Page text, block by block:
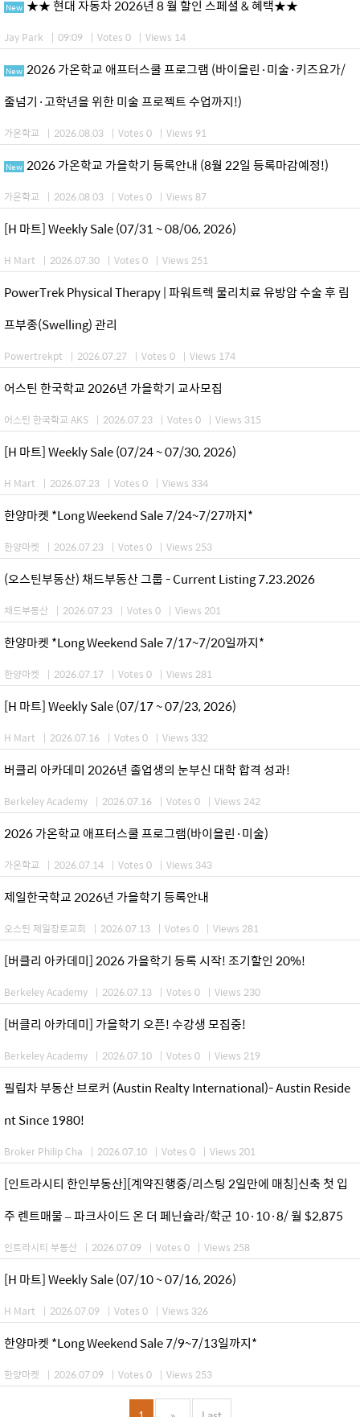
New ★★ 현대 자동차 2026년 8 월 할인 스페셜 & 혜택★★
Jay Park | 09:09 | Votes 0 | Views 14
New 2026 가온학교 애프터스쿨 프로그램 (바이올린·미술·키즈요가/
줄넘기·고학년을 위한 미술 프로젝트 수업까지!)
가온학교 | 2026.08.03 | Votes 0 | Views 91
New 2026 가온학교 가을학기 등록안내 (8월 22일 등록마감예정!)
가온학교 | 2026.08.03 | Votes 0 | Views 87
[H 마트] Weekly Sale (07/31 ~ 08/06, 2026)
H Mart | 2026.07.30 | Votes 0 | Views 251
PowerTrek Physical Therapy | 파워트렉 물리치료 유방암 수술 후 림
프부종(Swelling) 관리
Powertrekpt | 2026.07.27 | Votes 0 | Views 174
어스틴 한국학교 2026년 가을학기 교사모집
어스틴 한국학교 AKS | 2026.07.23 | Votes 0 | Views 315
[H 마트] Weekly Sale (07/24 ~ 07/30, 2026)
H Mart | 2026.07.23 | Votes 0 | Views 334
한양마켓 *Long Weekend Sale 7/24~7/27까지*
한양마켓 | 2026.07.23 | Votes 0 | Views 253
(오스틴부동산) 채드부동산 그룹 - Current Listing 7.23.2026
채드부동산 | 2026.07.23 | Votes 0 | Views 201
한양마켓 *Long Weekend Sale 7/17~7/20일까지*
한양마켓 | 2026.07.17 | Votes 0 | Views 281
[H 마트] Weekly Sale (07/17 ~ 07/23, 2026)
H Mart | 2026.07.16 | Votes 0 | Views 332
버클리 아카데미 2026년 졸업생의 눈부신 대학 합격 성과!
Berkeley Academy | 2026.07.16 | Votes 0 | Views 242
2026 가온학교 애프터스쿨 프로그램(바이올린·미술)
가온학교 | 2026.07.14 | Votes 0 | Views 343
제일한국학교 2026년 가을학기 등록안내
오스틴 제일장로교회 | 2026.07.13 | Votes 0 | Views 281
[버클리 아카데미] 2026 가을학기 등록 시작! 조기할인 20%!
Berkeley Academy | 2026.07.13 | Votes 0 | Views 230
[버클리 아카데미] 가을학기 오픈! 수강생 모집중!
Berkeley Academy | 2026.07.10 | Votes 0 | Views 219
필립차 부동산 브로커 (Austin Realty International)- Austin Reside
nt Since 1980!
Broker Philip Cha | 2026.07.10 | Votes 0 | Views 201
[인트라시티 한인부동산][계약진행중/리스팅 2일만에 매칭]신축 첫 입
주 렌트매물 – 파크사이드 온 더 페닌슐라/학군 10·10·8/ 월 $2,875
인트라시티 부동산 | 2026.07.09 | Votes 0 | Views 258
[H 마트] Weekly Sale (07/10 ~ 07/16, 2026)
H Mart | 2026.07.09 | Votes 0 | Views 326
한양마켓 *Long Weekend Sale 7/9~7/13일까지*
한양마켓 | 2026.07.09 | Votes 0 | Views 253